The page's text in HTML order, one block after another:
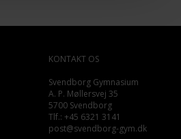
KONTAKT OS
Svendborg Gymnasium
A. P. Møllersvej 35
5700 Svendborg
Tlf.: +45 6321 3141
post@svendborg-gym.dk